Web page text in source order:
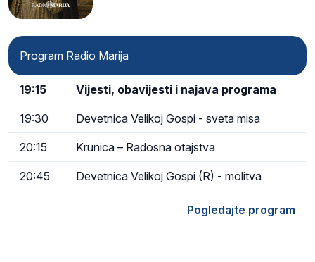
Program Radio Marija
19:15 Vijesti, obavijesti i najava programa
19:30 Devetnica Velikoj Gospi - sveta misa
20:15 Krunica – Radosna otajstva
20:45 Devetnica Velikoj Gospi (R) - molitva
Pogledajte program